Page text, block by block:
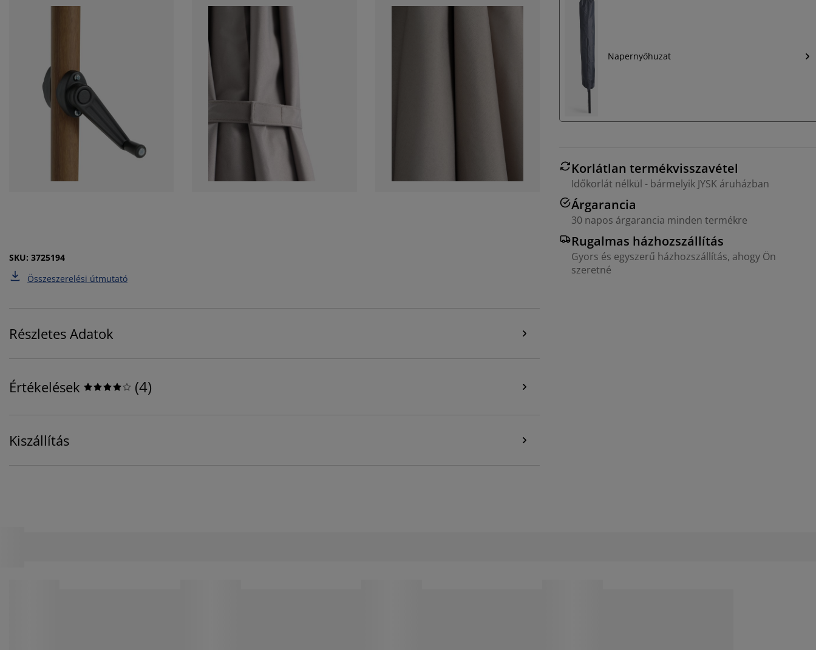
Napernyőhuzat
Korlátlan termékvisszavétel
Időkorlát nélkül - bármelyik JYSK áruházban
Árgarancia
30 napos árgarancia minden termékre
Rugalmas házhozszállítás
Gyors és egyszerű házhozszállítás, ahogy Ön
szeretné
SKU: 3725194
Összeszerelési útmutató
Részletes Adatok
Értékelések (4)
Kiszállítás